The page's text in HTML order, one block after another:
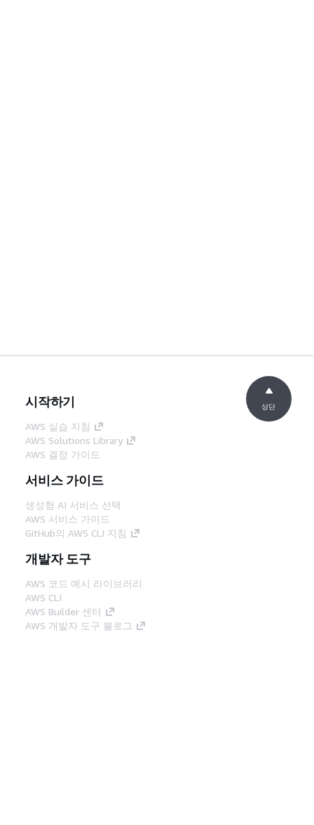
시작하기
AWS 실습 지침
AWS Solutions Library
AWS 결정 가이드
서비스 가이드
생성형 AI 서비스 선택
AWS 서비스 가이드
GitHub의 AWS CLI 지침
개발자 도구
AWS 코드 예시 라이브러리
AWS CLI
AWS Builder 센터
AWS 개발자 도구 블로그
상단